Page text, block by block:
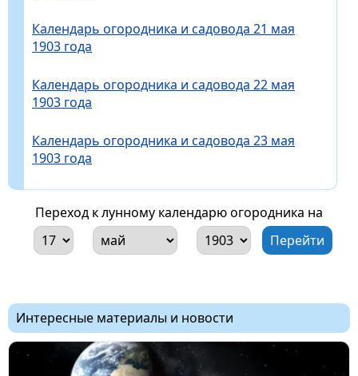
Календарь огородника и садовода 21 мая
1903 года
Календарь огородника и садовода 22 мая
1903 года
Календарь огородника и садовода 23 мая
1903 года
Переход к лунному календарю огородника на
Интересные материалы и новости